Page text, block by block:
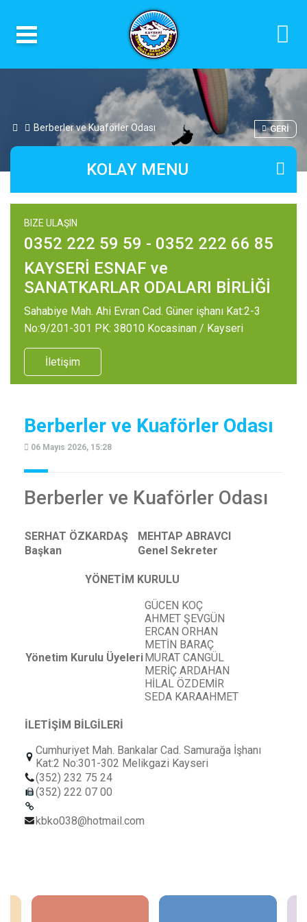
Berberler ve Kuaförler Odası GERI
KOLAY MENU
BIZE ULAŞIN
0352 222 59 59 - 0352 222 66 85
KAYSERİ ESNAF ve
SANATKARLAR ODALARI BİRLİĞİ
Sahabiye Mah. Ahi Evran Cad. Güner işhanı Kat:2-3
No:9/201-301 PK: 38010 Kocasinan / Kayseri
İletişim
Berberler ve Kuaförler Odası
06 Mayıs 2026, 15:28
Berberler ve Kuaförler Odası
SERHAT ÖZKARDAŞ
MEHTAP ABRAVCI
Başkan
Genel Sekreter
YÖNETİM KURULU
Yönetim Kurulu Üyeleri
GÜCEN KOÇ
AHMET ŞEVGÜN
ERCAN ORHAN
METİN BARAÇ
MURAT CANGÜL
MERİÇ ARDAHAN
HİLAL ÖZDEMİR
SEDA KARAAHMET
İLETİŞİM BİLGİLERİ
Cumhuriyet Mah. Bankalar Cad. Samurağa İşhanı
Kat:2 No:301-302 Melikgazi Kayseri
(352) 232 75 24
(352) 222 07 00
kbko038@hotmail.com